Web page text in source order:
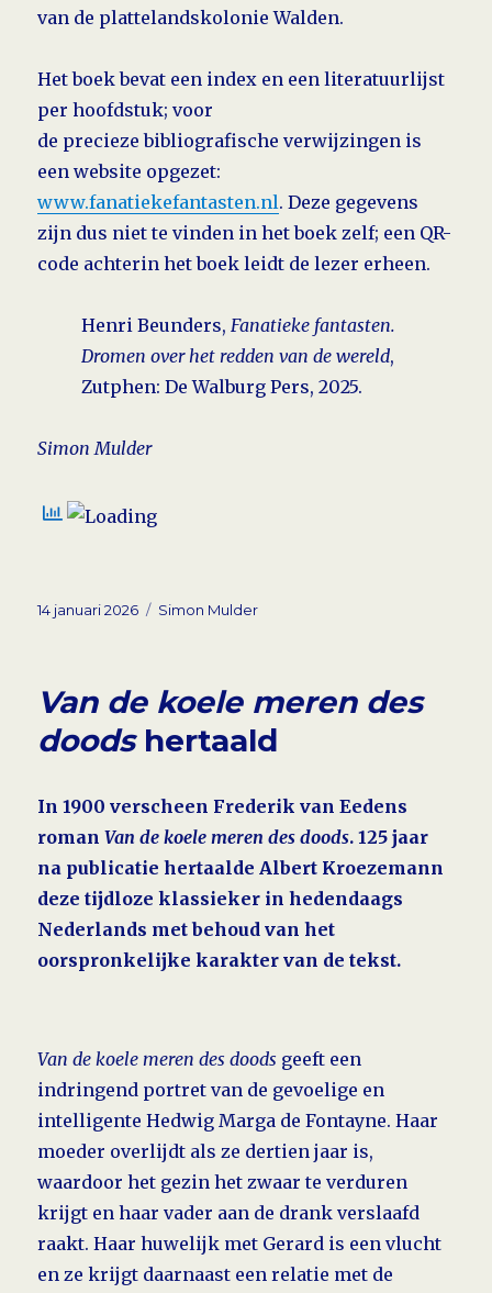
van de plattelandskolonie Walden.
Het boek bevat een index en een literatuurlijst
per hoofdstuk; voor
de precieze bibliografische verwijzingen is
een website opgezet:
www.fanatiekefantasten.nl. Deze gegevens
zijn dus niet te vinden inhet boek zelf; een QR-
code achterin het boek leidt de lezer erheen.
Henri Beunders, Fanatieke fantasten.
Dromen over het redden vande wereld,
Zutphen: De Walburg Pers, 2025.
Simon Mulder
Geplaatst
14 januari 2026 Tags
Simon Mulder
Van de koele meren des
doodshertaald
In 1900 verscheen Frederik van Eedens
romanVan de koele meren des doods. 125 jaar
na publicatie hertaalde Albert Kroezemann
deze tijdloze klassieker in hedendaags
Nederlands met behoud van het
oorspronke­lijke karakter van de tekst.
Van de koele meren des doods geeft een
indringend portret van de gevoelige en
intelligente Hedwig Marga de Fontayne. Haar
moeder overlijdt als ze dertien jaar is,
waardoor het gezin het zwaar te verduren
krijgt en haar vader aan de drank verslaafd
raakt. Haar huwelijk met Gerard is een vlucht
en ze krijgt daarnaast een relatie met de